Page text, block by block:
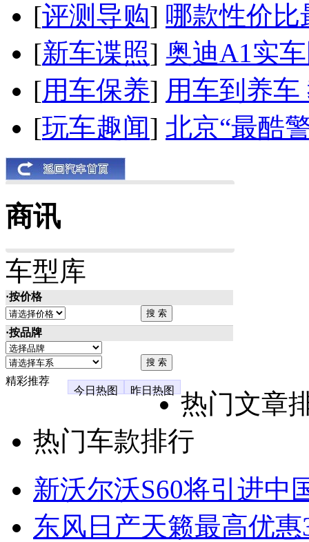
[评测导购] 哪款性价比
[新车谍照] 奥迪A1实
[用车保养] 用车到养
[玩车趣闻] 北京“最酷
商讯
车型库
·按价格
·按品牌
精彩推荐
今日热图
昨日热图
热门文章
热门车款排行
新沃尔沃S60将引进中
东风日产天籁最高优